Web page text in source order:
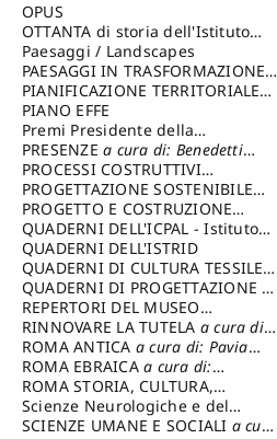
serie
Francesco
OPUS
OTTANTA di storia dell'Istituto
storia dell’Istitutoa cura di:
Cavalieri Patrizia
Paesaggi / Landscapes
PAESAGGI IN TRASFORMAZIONEa
cura di: Corti Enrico A.
PIANIFICAZIONE TERRITORIALE
URBANISTICA ED AMBIENTALE
cura di: Costa Enrico
PIANO EFFE
Premi Presidente della
Repubblica
PRESENZEa cura di: Benedetti
Sandro
PROCESSI COSTRUTTIVI
DELL'ARCHITETTURAa cura di:
Ippoliti Alessandro
PROGETTAZIONE SOSTENIBILE
PARTECIPATA
PROGETTO E COSTRUZIONE
DELL’ARCHITETTURA
QUADERNI DELL'ICPAL - Istituto
centrale per il restauro e la
conservazione del patrimonio
archivistico e librario
QUADERNI DELL'ISTRID
QUADERNI DI CULTURA TESSILEa
cura di: Crispolti Livia
QUADERNI DI PROGETTAZIONE a
cura di: Giura Longo Tommaso
REPERTORI DEL MUSEO
CENTRALE DEL RISORGIMENTOa
cura di: Pizzo Marco
RINNOVARE LA TUTELA a cura di:
Cicalò Enrico
ROMA ANTICA a cura di: Pavia
Carlo
ROMA EBRAICAa cura di:
Procaccia Claudio
ROMA STORIA, CULTURA,
IMMAGINEa cura di: Fagiolo
Marcello
Scienze Neurologiche e del
Comportamento
SCIENZE UMANE E SOCIALI a cura